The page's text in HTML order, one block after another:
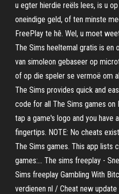
u egter hierdie reëls lees, is u
oneindige geld, of ten minste
FreePlay te hê. Wel, u moet
The Sims heeltemal gratis is en
van simoleon gebaseer op
of op die speler se vermoë om
The Sims provides quick and
code for all The Sims games on
tap a game's logo and you have
fingertips. NOTE: No cheats
The Sims games. This app lists
games:… The sims freeplay -
Sims freeplay Gambling With
verdienen nl / Cheat new